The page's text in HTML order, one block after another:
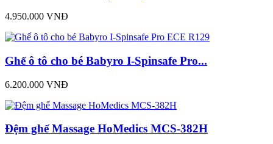
4.950.000 VNĐ
Ghế ô tô cho bé Babyro I-Spinsafe Pro...
6.200.000 VNĐ
Đệm ghế Massage HoMedics MCS-382H